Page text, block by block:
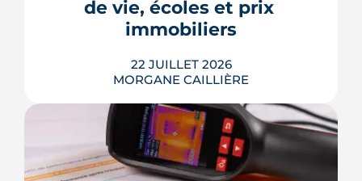
Voici les leviers concrets pour r...
LIRE L'ARTICLE
de vie, écoles et prix
immobiliers
22 JUILLET 2026
MORGANE CAILLIÈRE